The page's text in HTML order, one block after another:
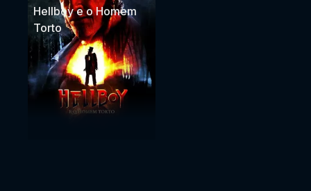
Hellboy e o Homem
Torto